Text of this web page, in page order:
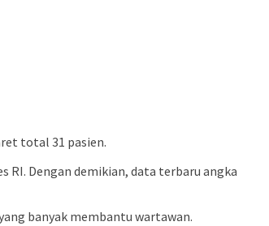
total 31 pasien.
RI. Dengan demikian, data terbaru angka
banyak membantu wartawan.